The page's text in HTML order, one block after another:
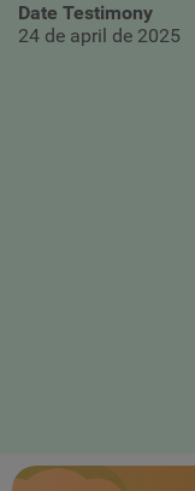
Date Testimony
24 de april de 2025